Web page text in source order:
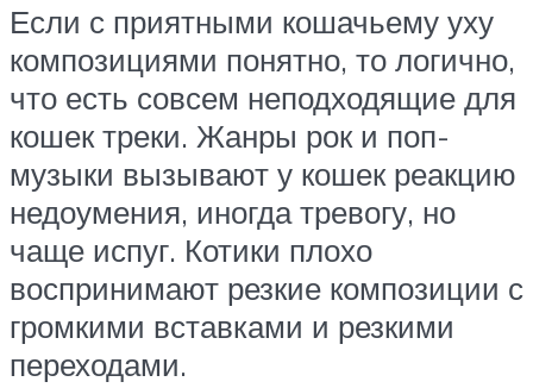
Если с приятными кошачьему уху
композициями понятно, то логично,
что есть совсем неподходящие для
кошек треки. Жанры рок и поп-
музыки вызывают у кошек реакцию
недоумения, иногда тревогу, но
чаще испуг. Котики плохо
воспринимают резкие композиции с
громкими вставками и резкими
переходами.